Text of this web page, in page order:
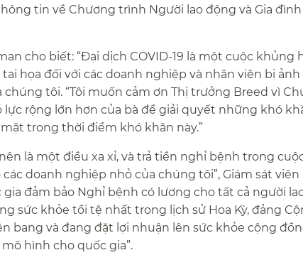
tin về Chương trình Người lao động và Gia
cho biết: “Đại dịch COVID-19 là một cuộc khủng
họa đối với các doanh nghiệp và nhân viên bị
chúng tôi. “Tôi muốn cảm ơn Thị trưởng Breed vì
lực rộng lớn hơn của bà để giải quyết những khó
trong thời điểm khó khăn này.”​​
là một điều xa xỉ, và trả tiền nghỉ bệnh trong
doanh nghiệp nhỏ của chúng tôi”, Giám sát viên
đảm bảo Nghỉ bệnh có lương cho tất cả người
sức khỏe tồi tệ nhất trong lịch sử Hoa Kỳ, đảng
bang và đang đặt lợi nhuận lên sức khỏe cộng
hình cho quốc gia”.​​